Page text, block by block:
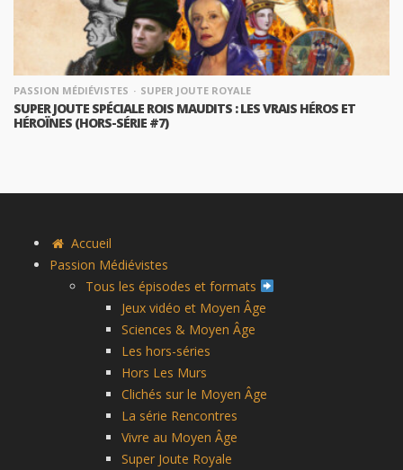
PASSION MÉDIÉVISTES SUPER JOUTE ROYALE
SUPER JOUTE SPÉCIALE ROIS MAUDITS : LES VRAIS HÉROS ET
HÉROÏNES (HORS-SÉRIE #7)
Accueil
Passion Médiévistes
Tous les épisodes et formats
Jeux vidéo et Moyen Âge
Sciences & Moyen Âge
Les hors-séries
Hors Les Murs
Clichés sur le Moyen Âge
La série Rencontres
Vivre au Moyen Âge
Super Joute Royale